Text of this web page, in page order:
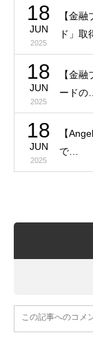
18
JUN
2025
【金
ド」取
18
JUN
2025
【金
ードの…
18
JUN
2025
【
で…
この記事へのコメ